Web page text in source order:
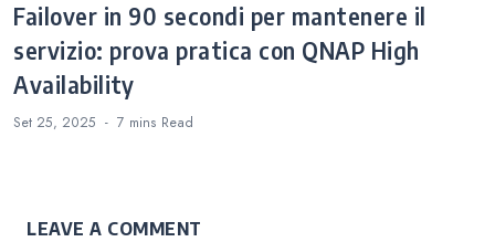
Failover in 90 secondi per mantenere il
servizio: prova pratica con QNAP High
Availability
Set 25, 2025 7 mins Read
LEAVE A COMMENT